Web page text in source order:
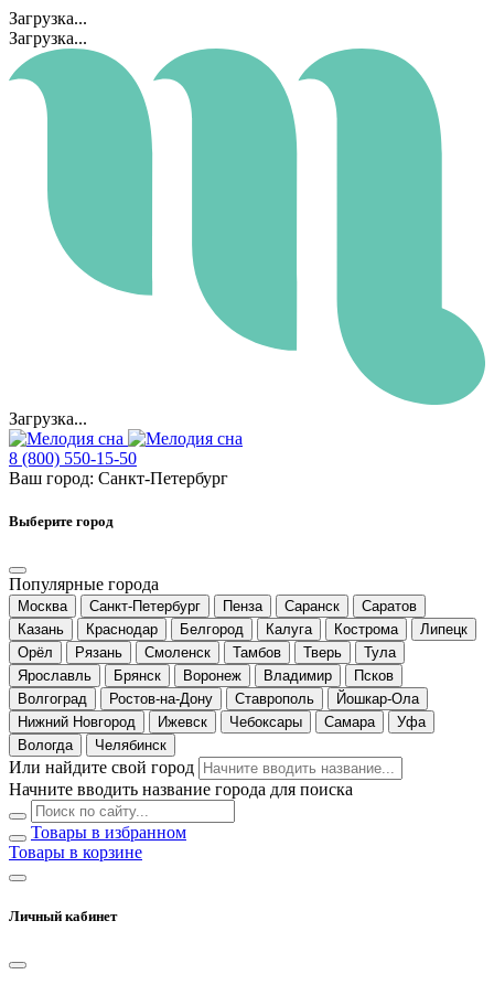
Загрузка...
Загрузка...
Загрузка...
8 (800) 550-15-50
Ваш город: Санкт-Петербург
Выберите город
Популярные города
Москва Санкт-Петербург Пенза Саранск
Саратов
Казань
Краснодар Белгород Калуга Кострома
Липецк
Орёл
Рязань Смоленск Тамбов Тверь
Тула
Ярославль
Брянск Воронеж Владимир
Псков
Волгоград
Ростов-на-Дону Ставрополь
Йошкар-Ола
Нижний Новгород
Ижевск Чебоксары Самара
Уфа
Вологда
Челябинск
Или найдите свой город
Начните вводить название города для поиска
Товары в избранном
Товары в корзине
Личный кабинет